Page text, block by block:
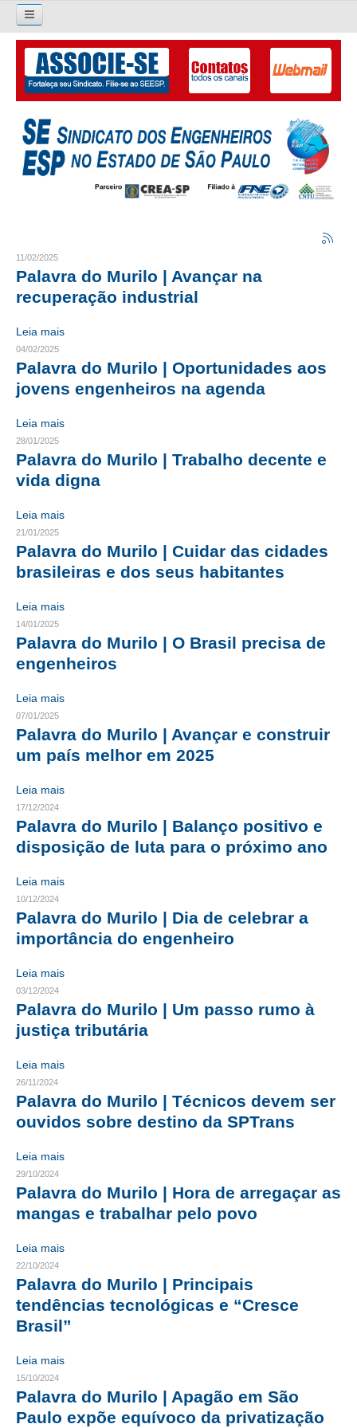
Pesquisar...
O SINDICATO
APRESENTAÇÃO
PALAVRA DO PRESIDENTE
LIVRO GESTÃO 2026-2029
ORGANOGRAMA
CRESCE BRASIL
CONSELHO TECNOLÓGICO
COMPOSIÇÃO
CONSELHOS ASSESSORES
PERSONALIDADES DA TECNOLOGIA
NÚCLEO DA MULHER ENGENHEIRA
TRANSPARÊNCIA
JURÍDICO
ACORDOS, CONVENÇÕES E DISSÍDIOS
CONTRIBUIÇÕES
CONTRIBUIÇÃO ASSOCIATIVA OU ANUIDADE DE SÓCIO
CONTRIBUIÇÃO SINDICAL URBANA
FGTS EXPURGOS
FGTS CORREÇÃO
LEGISLAÇÃO
LEI 4.950-A/1966 – PISO SALARIAL
LEI 5.194/1966 – REGULAMENTAÇÃO DA PROFISSÃO
LEI 6.496/1977 – ART
RES 1.002/2002 – CÓDIGO DE ÉTICA
FIQUE POR DENTRO
APRESENTAÇÃO
EMPREGO E ESTÁGIO
CARREIRA
AUTÔNOMOS E SERVIÇOS
NEWSLETTER
11/02/2025
Palavra do Murilo | Avançar na
recuperação industrial
Leia mais
04/02/2025
Palavra do Murilo | Oportunidades aos
jovens engenheiros na agenda
Leia mais
28/01/2025
Palavra do Murilo | Trabalho decente e
vida digna
Leia mais
21/01/2025
Palavra do Murilo | Cuidar das cidades
brasileiras e dos seus habitantes
Leia mais
14/01/2025
Palavra do Murilo | O Brasil precisa de
engenheiros
Leia mais
07/01/2025
Palavra do Murilo | Avançar e construir
um país melhor em 2025
Leia mais
17/12/2024
Palavra do Murilo | Balanço positivo e
disposição de luta para o próximo ano
Leia mais
10/12/2024
Palavra do Murilo | Dia de celebrar a
importância do engenheiro
Leia mais
03/12/2024
Palavra do Murilo | Um passo rumo à
justiça tributária
Leia mais
26/11/2024
Palavra do Murilo | Técnicos devem ser
ouvidos sobre destino da SPTrans
Leia mais
29/10/2024
Palavra do Murilo | Hora de arregaçar as
mangas e trabalhar pelo povo
Leia mais
22/10/2024
Palavra do Murilo | Principais
tendências tecnológicas e “Cresce
Brasil”
Leia mais
15/10/2024
Palavra do Murilo | Apagão em São
Paulo expõe equívoco da privatização